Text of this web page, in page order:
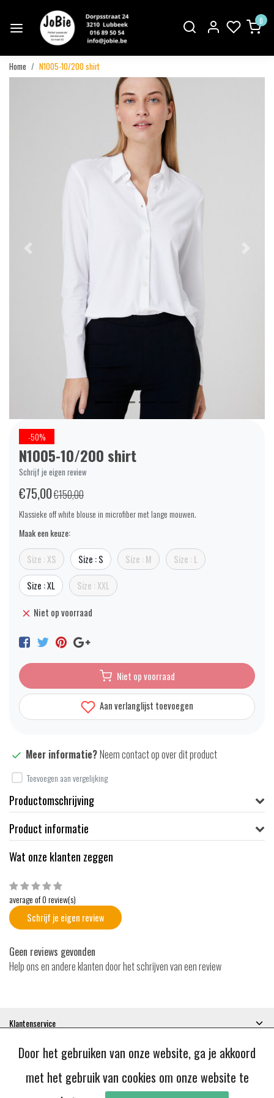
0
Home N1005-10/200 shirt
Vorige
-50%
N1005-10/200 shirt
Schrijf je eigen review
€75,00€150,00
Klassieke off white blouse in microfiber met lange mouwen.
Maak een keuze:
Size : XS Size : S Size : M Size : L
Size : XL Size : XXL
Niet op voorraad
Niet op voorraad
Aan verlanglijst toevoegen
Meer informatie?Neem contact op over dit product
Toevoegen aan vergelijking
Productomschrijving
Product informatie
Wat onze klanten zeggen
average of 0 review(s)
Schrijf je eigen review
Geen reviews gevonden
Help ons en andere klanten door het schrijven van een review
Klantenservice
Categorieën
Contactgegevens
Door het gebruiken van onze website, ga je akkoord
met het gebruik van cookies om onze website te